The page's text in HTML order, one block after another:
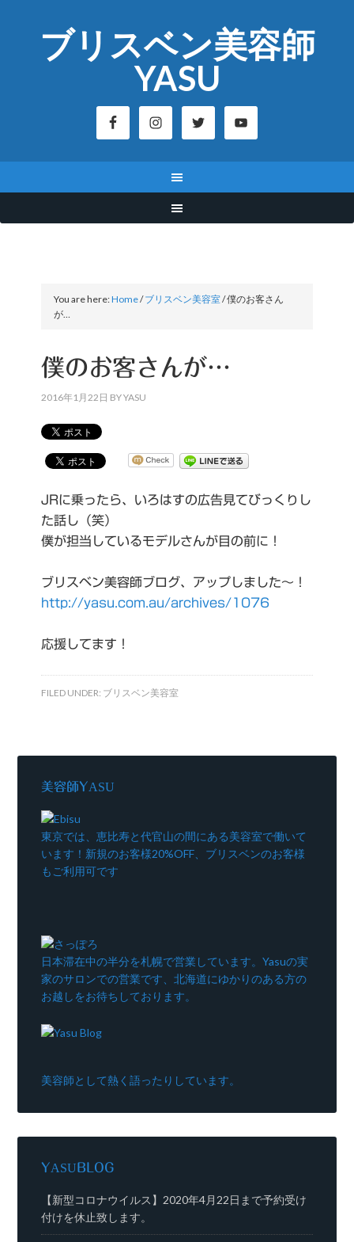
ブリスベン美容師
YASU
You are here:Home/ブリスベン美容室/僕のお客さん
が…
僕のお客さんが…
2016年1月22日 BYYASU
JRに乗ったら、いろはすの広告見てびっくりし
た話し（笑）
僕が担当しているモデルさんが目の前に！
ブリスベン美容師ブログ、アップしました～！
http://yasu.com.au/archives/1076
応援してます！
FILED UNDER: ブリスベン美容室
美容師YASU
東京では、恵比寿と代官山の間にある美容室で働いて
います！新規のお客様20%OFF、ブリスベンのお客様
もご利用可です
日本滞在中の半分を札幌で営業しています。Yasuの実
家のサロンでの営業です、北海道にゆかりのある方の
お越しをお待ちしております。
美容師として熱く語ったりしています。
YASUBLOG
【新型コロナウイルス】2020年4月22日まで予約受け
付けを休止致します。